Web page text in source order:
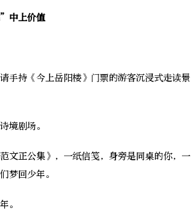
上价值
持《今上岳阳楼》门票的游客沉浸式走读景
剧场。
正公集》，一纸信笺，身旁是同桌的你，一
梦回少年。
。